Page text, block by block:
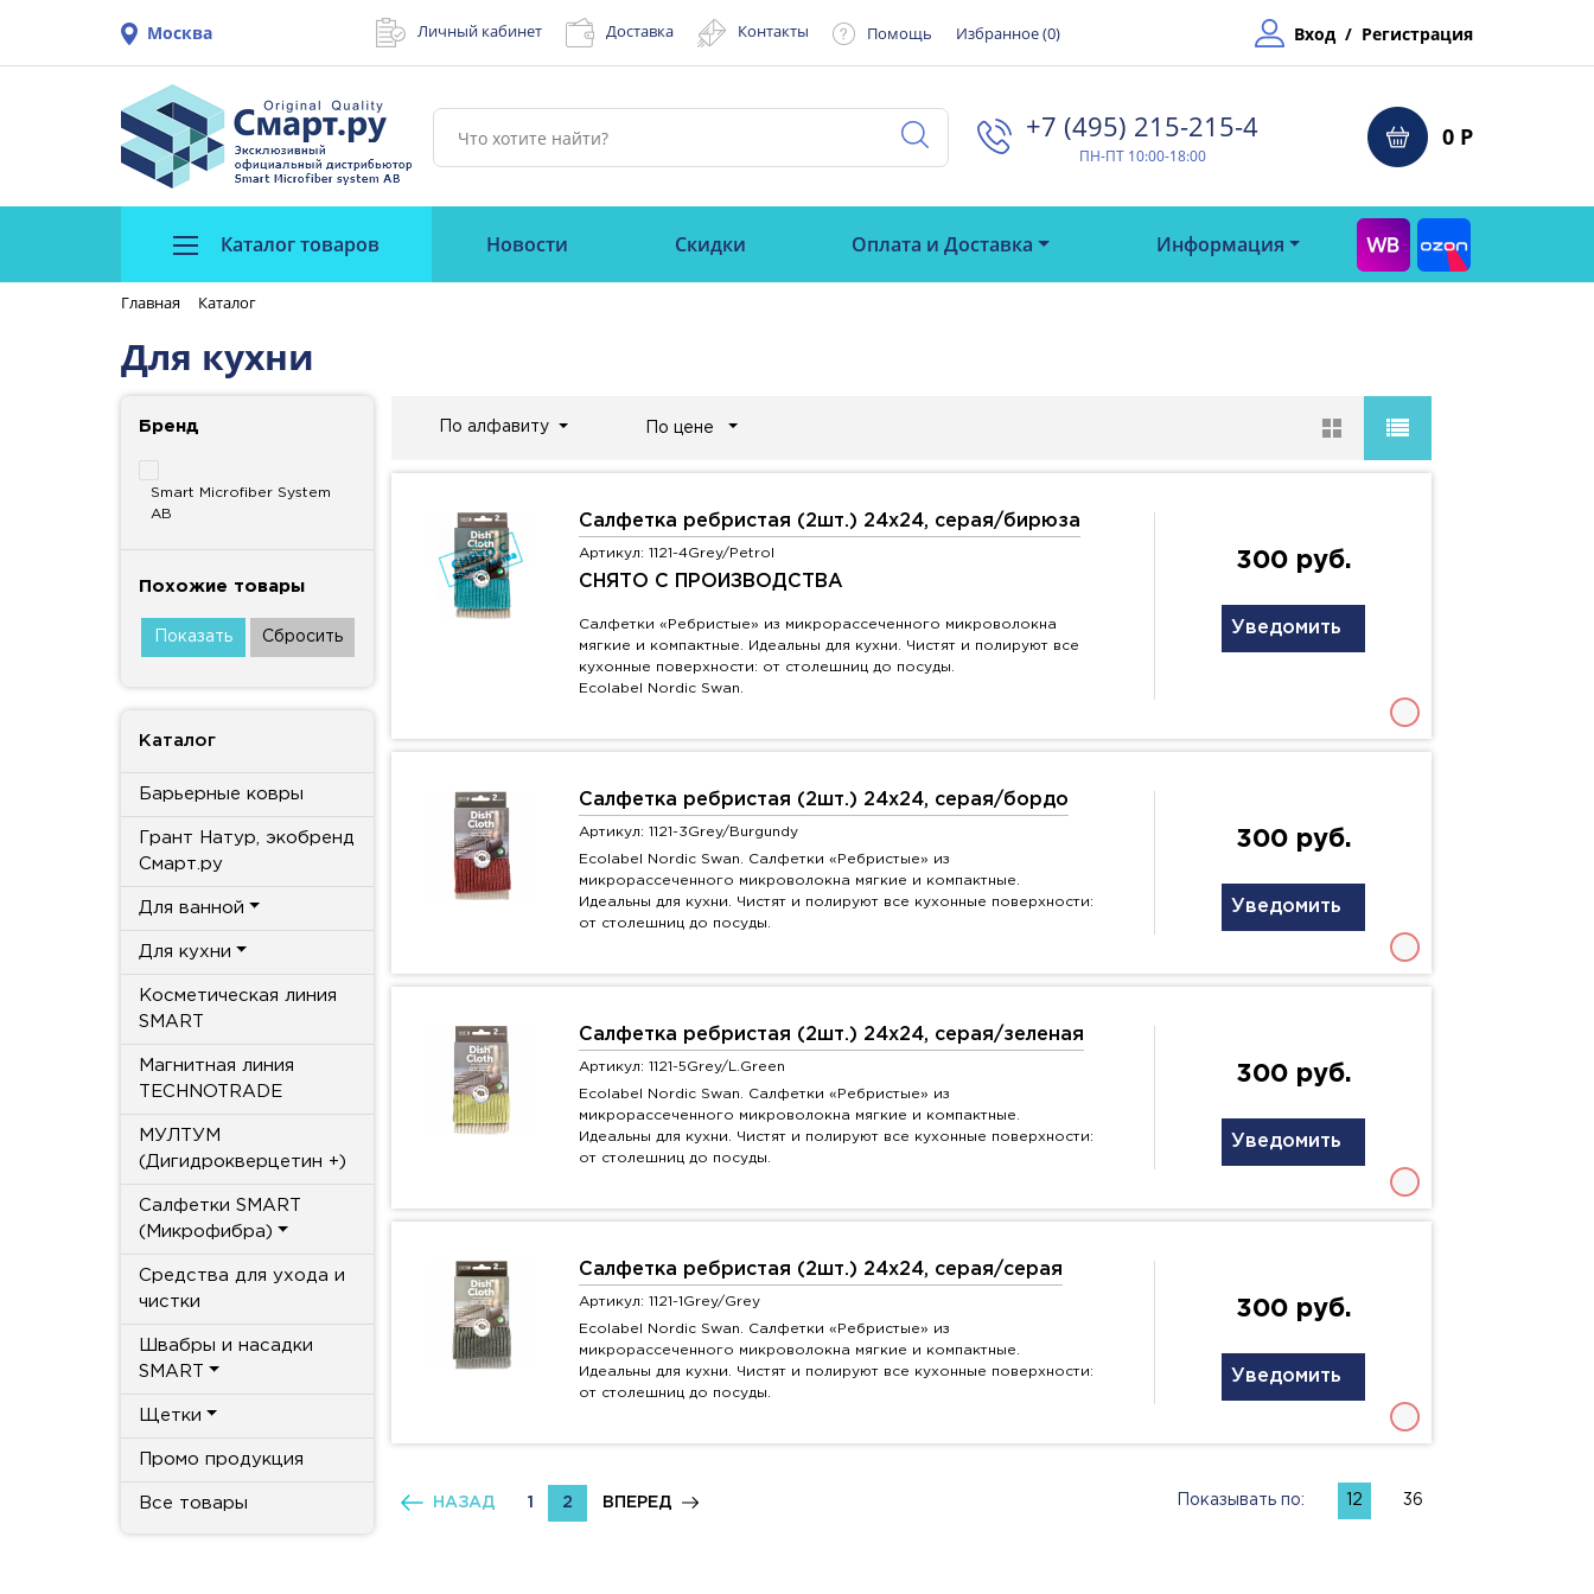
Москва Личный кабинет Доставка Контакты Помощь Избранное (0) Вход / Регистрация
+7 (495) 215-215-4⁠
ПН-ПТ 10:00-18:00
0 Р
Каталог товаров Новости Скидки Оплата и Доставка Информация
Главная Каталог
Для кухни
Бренд
Smart Microfiber System
AB
Похожие товары
Каталог
Барьерные ковры
Грант Натур, экобренд
Смарт.ру
Для ванной
Для кухни
Косметическая линия
SMART
Магнитная линия
TECHNOTRADE
МУЛТУМ
(Дигидрокверцетин +)
Салфетки SMART
(Микрофибра)
Средства для ухода и
чистки
Швабры и насадки
SMART
Щетки
Промо продукция
Все товары
По алфавиту По цене
Салфетка ребристая (2шт.) 24х24, серая/бирюза
Артикул: 1121-4Grey/Petrol
СНЯТО С ПРОИЗВОДСТВА
Салфетки «Ребристые» из микрорассеченного микроволокна
мягкие и компактные. Идеальны для кухни. Чистят и полируют все
кухонные поверхности: от столешниц до посуды.
Ecolabel Nordic Swan.
300 руб.
Уведомить
Салфетка ребристая (2шт.) 24х24, серая/бордо
Артикул: 1121-3Grey/Burgundy
Ecolabel Nordic Swan. Салфетки «Ребристые» из
микрорассеченного микроволокна мягкие и компактные.
Идеальны для кухни. Чистят и полируют все кухонные поверхности:
от столешниц до посуды.
300 руб.
Уведомить
Салфетка ребристая (2шт.) 24х24, серая/зеленая
Артикул: 1121-5Grey/L.Green
Ecolabel Nordic Swan. Салфетки «Ребристые» из
микрорассеченного микроволокна мягкие и компактные.
Идеальны для кухни. Чистят и полируют все кухонные поверхности:
от столешниц до посуды.
300 руб.
Уведомить
Салфетка ребристая (2шт.) 24х24, серая/серая
Артикул: 1121-1Grey/Grey
Ecolabel Nordic Swan. Салфетки «Ребристые» из
микрорассеченного микроволокна мягкие и компактные.
Идеальны для кухни. Чистят и полируют все кухонные поверхности:
от столешниц до посуды.
300 руб.
Уведомить
НАЗАД 1 2 ВПЕРЕД Показывать по: 12 36